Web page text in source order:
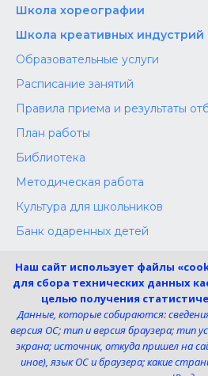
Школа хореографии
Школа креативных индустрий
Образовательные услуги
Расписание занятий
Правила приема и результаты
План работы
Библиотека
Методическая работа
Культура для школьников
Банк одаренных детей
Независимая оценка
Меры поддержки участников
Телефон:
Наш сайт использует файлы
для сбора технических данных
целью получения
Данные, которые собираются:
версия ОС; тип и версия браузера; тип
экрана; источник, откуда пришел на
иное), язык ОС и браузера; какие